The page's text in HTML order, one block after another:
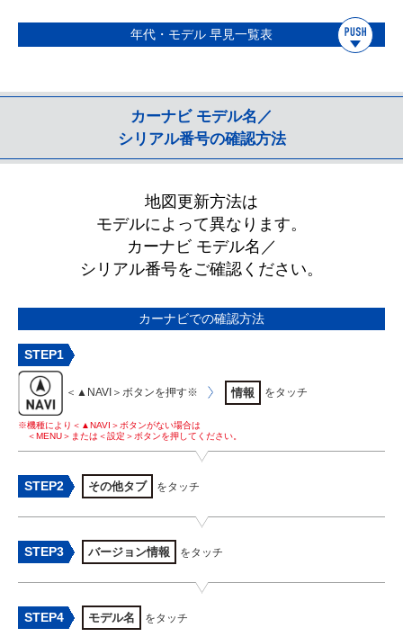
年代・モデル 早見一覧表
カーナビ モデル名／
シリアル番号の確認方法
地図更新方法は
モデルによって異なります。
カーナビ モデル名／
シリアル番号をご確認ください。
カーナビでの確認方法
STEP1
＜▲NAVI＞ボタンを押す※ 情報 をタッチ
※機種により＜▲NAVI＞ボタンがない場合は
＜MENU＞または＜設定＞ボタンを押してください。
STEP2 その他タブ をタッチ
STEP3 バージョン情報 をタッチ
STEP4 モデル名 をタッチ